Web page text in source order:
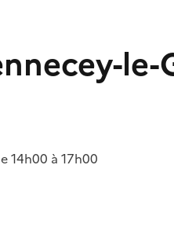
14h00 à 17h00